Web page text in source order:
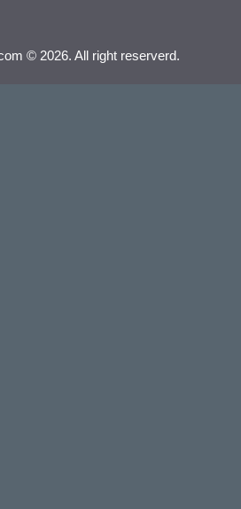
© 2026. All right reserverd.